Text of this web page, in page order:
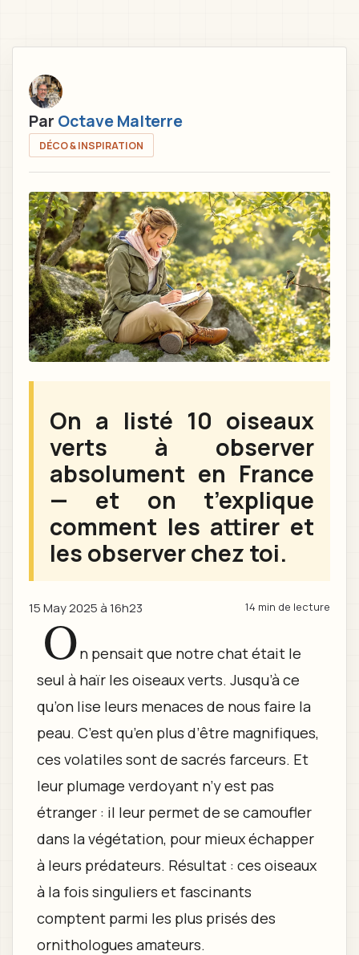
Par Octave Malterre
DÉCO & INSPIRATION
On a listé 10 oiseaux
verts à observer
absolument en France
— et on t’explique
comment les attirer et
les observer chez toi.
15 May 2025 à 16h23 14 min de lecture
On pensait que notre chat était le
seul à haïr les oiseaux verts. Jusqu’à ce
qu’on lise leurs menaces de nous faire la
peau. C’est qu’en plus d’être magnifiques,
ces volatiles sont de sacrés farceurs. Et
leur plumage verdoyant n’y est pas
étranger : il leur permet de se camoufler
dans la végétation, pour mieux échapper
à leurs prédateurs. Résultat : ces oiseaux
à la fois singuliers et fascinants
comptent parmi les plus prisés des
ornithologues amateurs.